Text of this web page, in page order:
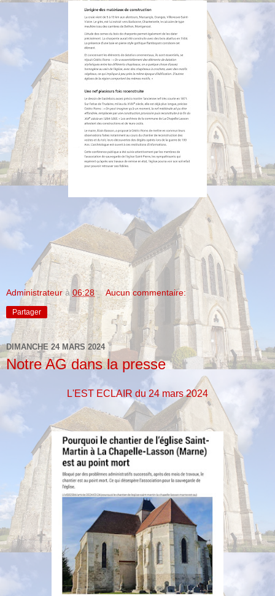
Administrateur à 06:28 Aucun commentaire:
Partager
DIMANCHE 24 MARS 2024
Notre AG dans la presse
L'EST ECLAIR du 24 mars 2024